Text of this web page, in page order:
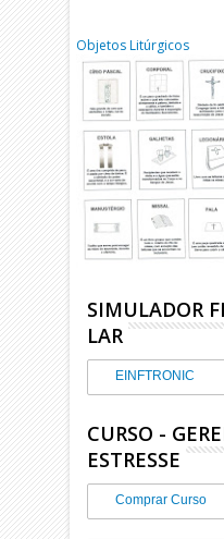
Objetos Litúrgicos
SIMULADOR
LAR
EINFTRONIC
CURSO -
ESTRESSE
Comprar Curso